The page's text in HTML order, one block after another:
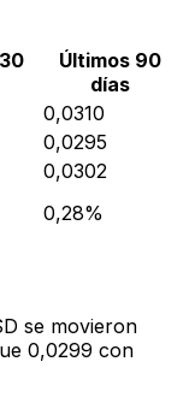
Últimos 90
días
0,0310
0,0295
0,0302
0,28%
se movieron
0,0299 con